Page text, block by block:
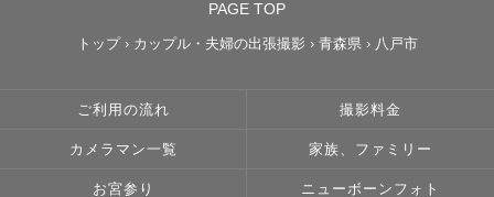
PAGE TOP
トップ› カップル・夫婦の出張撮影 › 青森県› 八戸市
ご利用の流れ 撮影料金
カメラマン一覧 家族、ファミリー
お宮参り ニューボーンフォト